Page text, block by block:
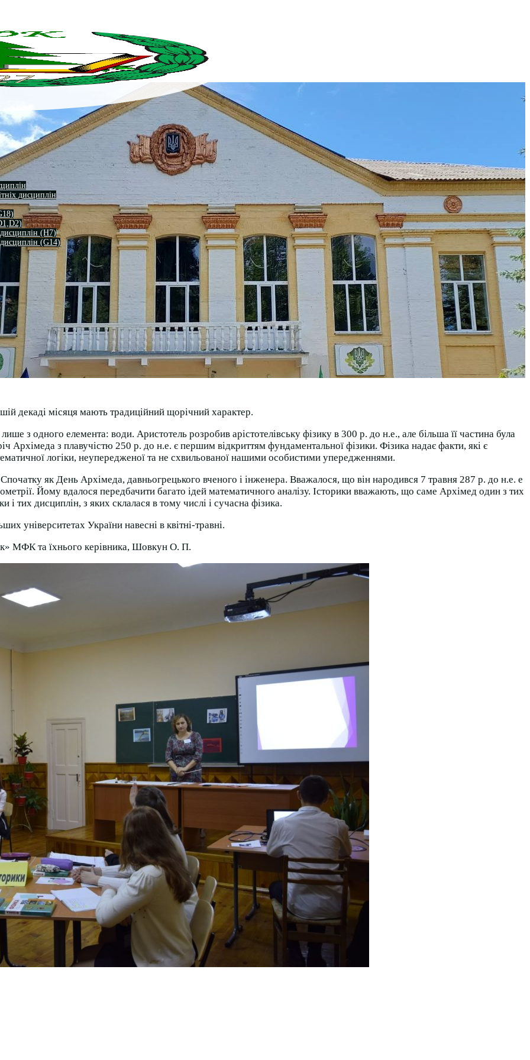
дисциплін
(H7)
(G14)
декаді місяця мають традиційний щорічний характер.
з одного елемента: води. Аристотель розробив арістотелівську фізику в 300 р. до н.е., але більша її частина була
з плавучістю 250 р. до н.е. є першим відкриттям фундаментальної фізики. Фізика надає факти, які є
логіки, неупередженої та не схвильованої нашими особистими упередженнями.
як День Архімеда, давньогрецького вченого і інженера. Вважалося, що він народився 7 травня 287 р. до н.е. е
Йому вдалося передбачити багато ідей математичного аналізу. Історики вважають, що саме Архімед один з тих
і тих дисциплін, з яких склалася в тому числі і сучасна фізика.
університетах України навесні в квітні-травні.
МФК та їхнього керівника, Шовкун О. П.